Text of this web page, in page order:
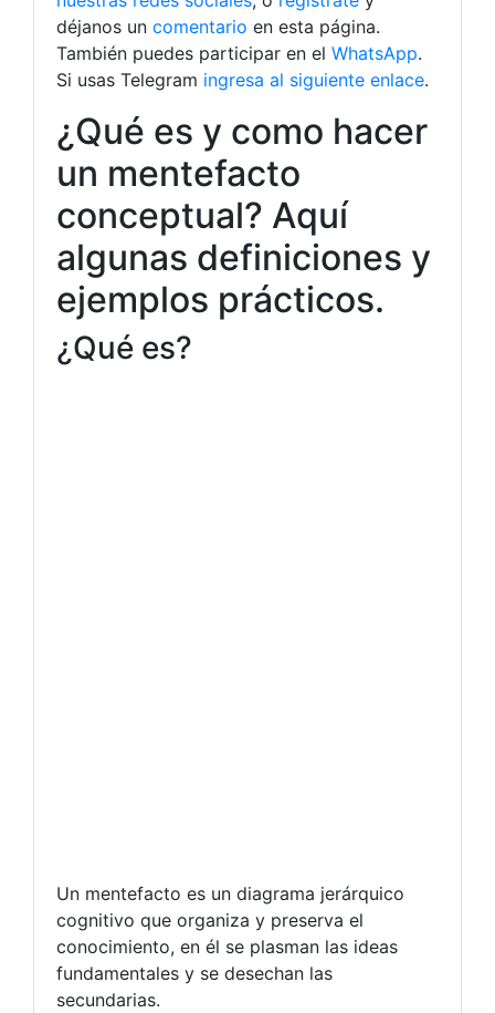
déjanos un comentario en esta página.
También puedes participar en el WhatsApp.
Si usas Telegram ingresa al siguiente enlace.
¿Qué es y como hacer
un mentefacto
conceptual? Aquí
algunas definiciones y
ejemplos prácticos.
¿Qué es?
Un mentefacto es un diagrama jerárquico
cognitivo que organiza y preserva el
conocimiento, en él se plasman las ideas
fundamentales y se desechan las
secundarias.